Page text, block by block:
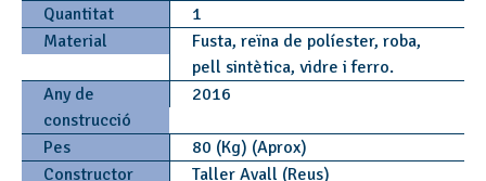
Quantitat
1
Material
Fusta, reïna de políester, roba,
pell sintètica, vidre i ferro.
Any de
construcció
2016
Pes
80 (Kg) (Aprox)
Constructor
Taller Avall (Reus)